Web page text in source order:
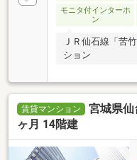
モニタ付インターホ
ン
ＪＲ仙石線「苦
ション
賃貸マンション
宮城県
ヶ月 14階建